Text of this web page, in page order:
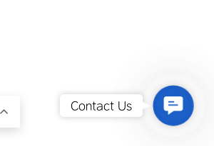
Contact Us